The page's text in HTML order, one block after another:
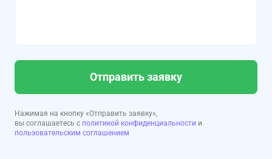
Отправить заявку
Нажимая на кнопку «Отправить заявку»,
вы соглашаетесь с политикой конфиденциальности и
пользовательским соглашением